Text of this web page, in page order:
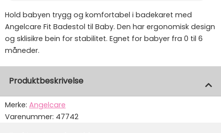
Hold babyen trygg og komfortabel i badekaret med
Angelcare Fit Badestol til Baby. Den har ergonomisk design
og sklisikre bein for stabilitet. Egnet for babyer fra 0 til 6
måneder.
Produktbeskrivelse
Merke: Angelcare
Varenummer: 47742